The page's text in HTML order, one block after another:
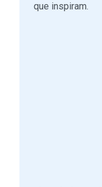
que inspiram.